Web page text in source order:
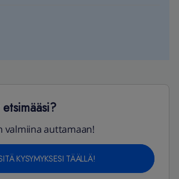
valmiina auttamaan!
KYSYMYKSESI TÄÄLLÄ!